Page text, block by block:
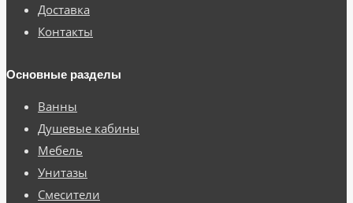
Доставка
Контакты
Основные разделы
Ванны
Душевые кабины
Мебель
Унитазы
Смесители